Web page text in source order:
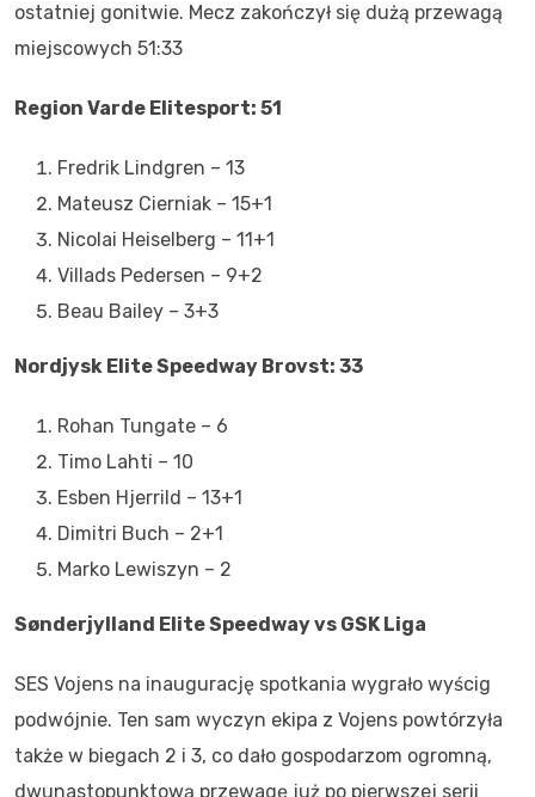
ostatniej gonitwie. Mecz zakończył się dużą przewagą
miejscowych 51:33
Region Varde Elitesport: 51
Fredrik Lindgren – 13
Mateusz Cierniak – 15+1
Nicolai Heiselberg – 11+1
Villads Pedersen – 9+2
Beau Bailey – 3+3
Nordjysk Elite Speedway Brovst: 33
Rohan Tungate – 6
Timo Lahti – 10
Esben Hjerrild – 13+1
Dimitri Buch – 2+1
Marko Lewiszyn – 2
Sønderjylland Elite Speedway vs GSK Liga
SES Vojens na inaugurację spotkania wygrało wyścig
podwójnie. Ten sam wyczyn ekipa z Vojens powtórzyła
także w biegach 2 i 3, co dało gospodarzom ogromną,
dwunastopunktową przewagę już po pierwszej serii